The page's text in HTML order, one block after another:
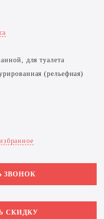
для туалета
(рельефная)
ЗВОНОК
СКИДКУ